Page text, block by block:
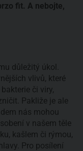
fit. A nebojte,
důležitý úkol.
vlivů, které
či viry,
Pakliže je ale
nás mohou
v našem těle
kašlem či rýmou,
Pro posílení